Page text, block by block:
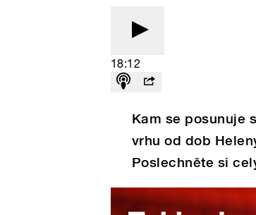
18:12
Kam se posunuje
vrhu od dob
Poslechněte si